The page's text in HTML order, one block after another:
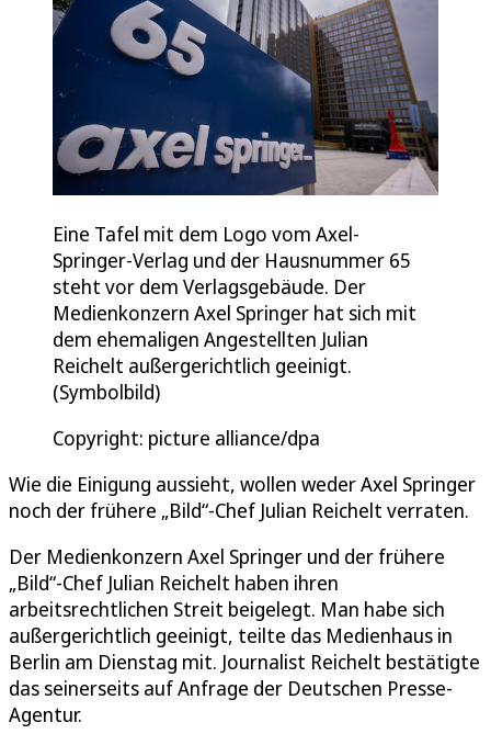
Eine Tafel mit dem Logo vom Axel-
Springer-Verlag und der Hausnummer 65
steht vor dem Verlagsgebäude. Der
Medienkonzern Axel Springer hat sich mit
dem ehemaligen Angestellten Julian
Reichelt außergerichtlich geeinigt.
(Symbolbild)
Copyright: picture alliance/dpa
Wie die Einigung aussieht, wollen weder Axel Springer
noch der frühere „Bild“-Chef Julian Reichelt verraten.
Der Medienkonzern Axel Springer und der frühere
„Bild“-Chef Julian Reichelt haben ihren
arbeitsrechtlichen Streit beigelegt. Man habe sich
außergerichtlich geeinigt, teilte das Medienhaus in
Berlin am Dienstag mit. Journalist Reichelt bestätigte
das seinerseits auf Anfrage der Deutschen Presse-
Agentur.